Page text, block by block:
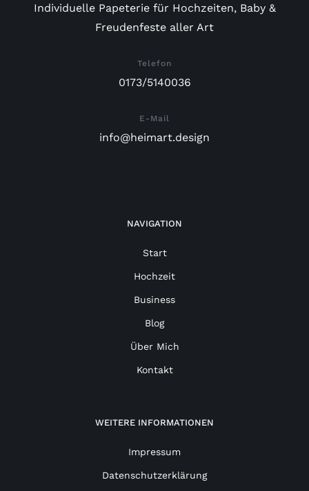
Individuelle Papeterie für Hochzeiten, Baby &
Freudenfeste aller Art
Telefon
0173/5140036
E-Mail
info@heimart.design
NAVIGATION
Start
Hochzeit
Business
Blog
Über Mich
Kontakt
WEITERE INFORMATIONEN
Impressum
Datenschutzerklärung